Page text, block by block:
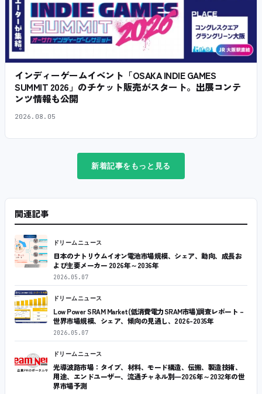
インディーゲームイベント「OSAKA INDIE GAMES
SUMMIT 2026」のチケット販売がスタート。出展コンテ
ンツ情報も公開
2026.08.05
新着記事をもっと見る
関連記事
ドリームニュース
日本のナトリウムイオン電池市場規模、シェア、動向、成長お
よび主要メーカー 2026年～2036年
2026.05.07
ドリームニュース
Low Power SRAM Market(低消費電力SRAM市場)調査レポート –
世界市場規模、シェア、傾向の見通し、2026-2035年
2026.05.07
ドリームニュース
光導波路市場：タイプ、材料、モード構造、伝搬、製造技術、
用途、エンドユーザー、流通チャネル別―2026年～2032年の世
界市場予測